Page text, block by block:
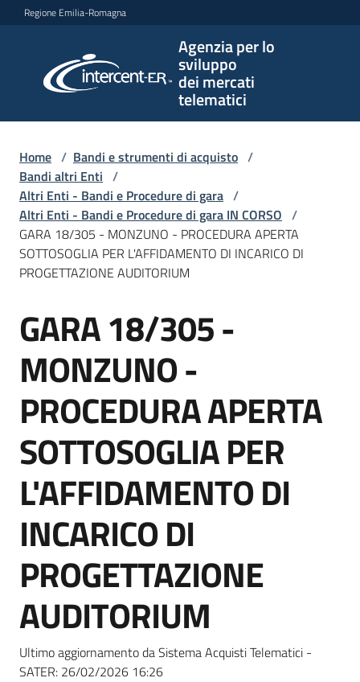
Vai al contenuto
Vai alla navigazione
Vai al footer
Regione Emilia-Romagna
Agenzia per lo
sviluppo
dei mercati
telematici
per lo
sviluppo
telematici
L'Agenzia
e
strumenti
acquisto
Supporto
Piattaforme
telematiche
site
Home / Bandi e strumenti di acquisto /
Bandi altri Enti /
Altri Enti - Bandi e Procedure di gara /
Altri Enti - Bandi e Procedure di gara IN CORSO /
GARA 18/305 - MONZUNO - PROCEDURA APERTA
SOTTOSOGLIA PER L'AFFIDAMENTO DI INCARICO DI
PROGETTAZIONE AUDITORIUM
Salta al contenuto
GARA 18/305 -
MONZUNO -
PROCEDURA APERTA
SOTTOSOGLIA PER
L'AFFIDAMENTO DI
INCARICO DI
PROGETTAZIONE
AUDITORIUM
Ultimo aggiornamento da Sistema Acquisti Telematici -
SATER: 26/02/2026 16:26